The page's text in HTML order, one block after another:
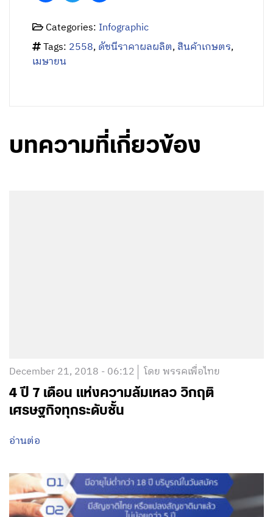
Categories: Infographic
Tags: 2558,ดัชนีราคาผลผลิต,สินค้าเกษตร,
เมษายน
บทความที่เกี่ยวข้อง
December 21, 2018 - 06:12 โดย พรรคเพื่อไทย
4 ปี 7 เดือน แห่งความล้มเหลว วิกฤติ
เศรษฐกิจทุกระดับชั้น
อ่านต่อ